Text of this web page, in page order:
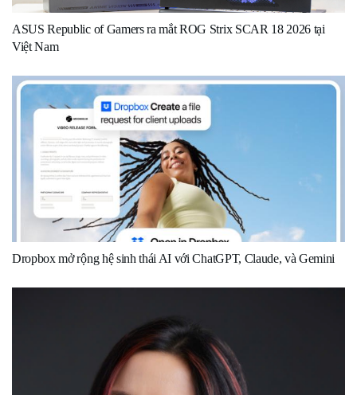
ASUS Republic of Gamers ra mắt ROG Strix SCAR 18 2026 tại
Việt Nam
Dropbox mở rộng hệ sinh thái AI với ChatGPT, Claude, và Gemini